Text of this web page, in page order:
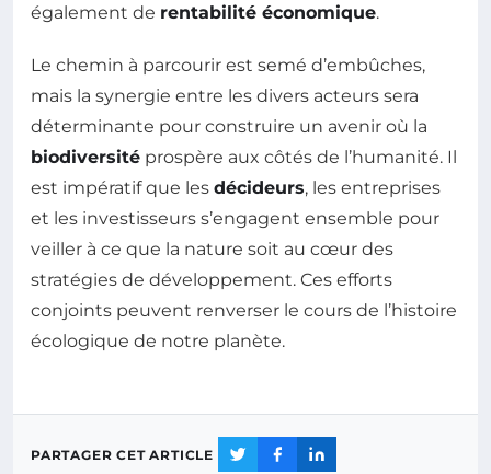
également de rentabilité économique.
Le chemin à parcourir est semé d’embûches,
mais la synergie entre les divers acteurs sera
déterminante pour construire un avenir où la
biodiversité prospère aux côtés de l’humanité. Il
est impératif que les décideurs, les entreprises
et les investisseurs s’engagent ensemble pour
veiller à ce que la nature soit au cœur des
stratégies de développement. Ces efforts
conjoints peuvent renverser le cours de l’histoire
écologique de notre planète.
PARTAGER CET ARTICLE